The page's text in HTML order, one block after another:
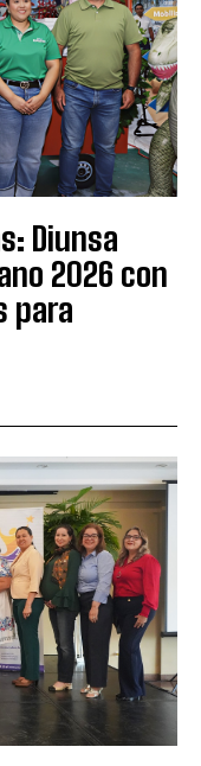
Diunsa
2026 con
para